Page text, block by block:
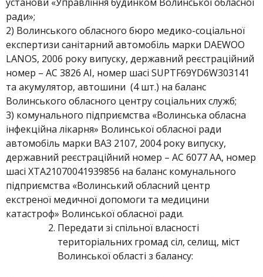
ради»;
2) Волинського обласного бюро медико-соціальної
експертизи санітарний автомобіль марки DAEWOO
LANOS, 2006 року випуску, державний реєстраційний
номер – АС 3826 АІ, номер шасі SUPTF69YD6W303141
та акумулятор, автошини (4 шт.) на баланс
Волинського обласного центру соціальних служб;
3) комунального підприємства «Волинська обласна
інфекційна лікарня» Волинської обласної ради
автомобіль марки ВАЗ 2107, 2004 року випуску,
державний реєстраційний номер – АС 6077 АА, номер
шасі ХТА21070041939856 на баланс комунального
підприємства «Волинський обласний центр
екстреної медичної допомоги та медицини
катастроф» Волинської обласної ради.
Передати зі спільної власності
територіальних громад сіл, селищ, міст
Волинської області з балансу: